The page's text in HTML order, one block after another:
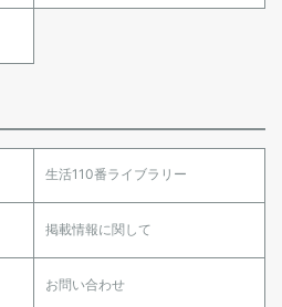
生活110番ライブラリー
掲載情報に関して
お問い合わせ